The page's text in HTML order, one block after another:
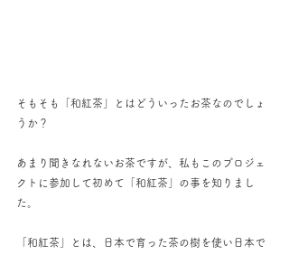
そもそも「和紅茶」とはどういったお茶なのでしょ
うか？
あまり聞きなれないお茶ですが、私もこのプロジェ
クトに参加して初めて「和紅茶」の事を知りまし
た。
「和紅茶」とは、日本で育った茶の樹を使い日本で